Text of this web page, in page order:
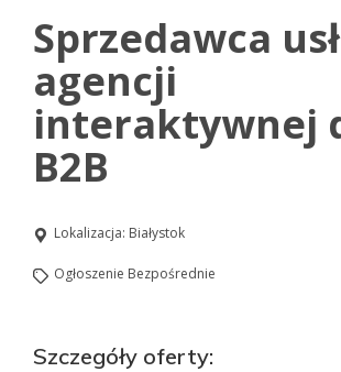
Sprzedawca
agencji
interaktywnej
B2B
Lokalizacja: Białystok
Ogłoszenie Bezpośrednie
Szczegóły oferty: